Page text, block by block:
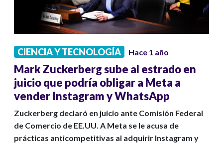
CIENCIA Y TECNOLOGÍA Hace 1 año
Mark Zuckerberg sube al estrado en
juicio que podría obligar a Meta a
vender Instagram y WhatsApp
Zuckerberg declaró en juicio ante Comisión Federal
de Comercio de EE.UU. A Meta se le acusa de
prácticas anticompetitivas al adquirir Instagram y